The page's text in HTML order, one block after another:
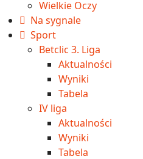
Wielkie Oczy
Na sygnale
Sport
Betclic 3. Liga
Aktualności
Wyniki
Tabela
IV liga
Aktualności
Wyniki
Tabela